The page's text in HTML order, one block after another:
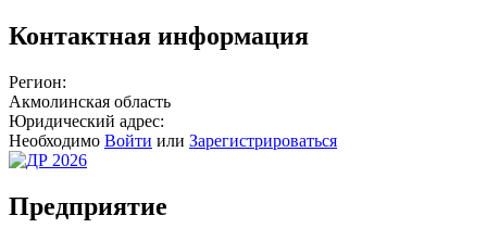
Контактная информация
Регион:
Акмолинская область
Юридический адрес:
Необходимо Войти или Зарегистрироваться
Предприятие